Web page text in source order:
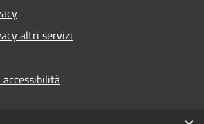
altri servizi